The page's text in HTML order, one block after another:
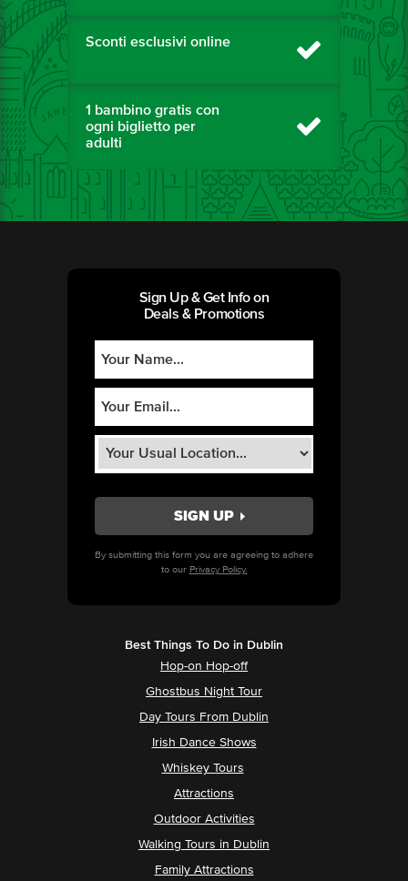
Sconti esclusivi online
1 bambino gratis con
ogni biglietto per
adulti
Sign Up & Get Info on
Deals & Promotions
By submitting this form you are agreeing to adhere
to our Privacy Policy.
Best Things To Do in Dublin
Hop-on Hop-off
Ghostbus Night Tour
Day Tours From Dublin
Irish Dance Shows
Whiskey Tours
Attractions
Outdoor Activities
Walking Tours in Dublin
Family Attractions